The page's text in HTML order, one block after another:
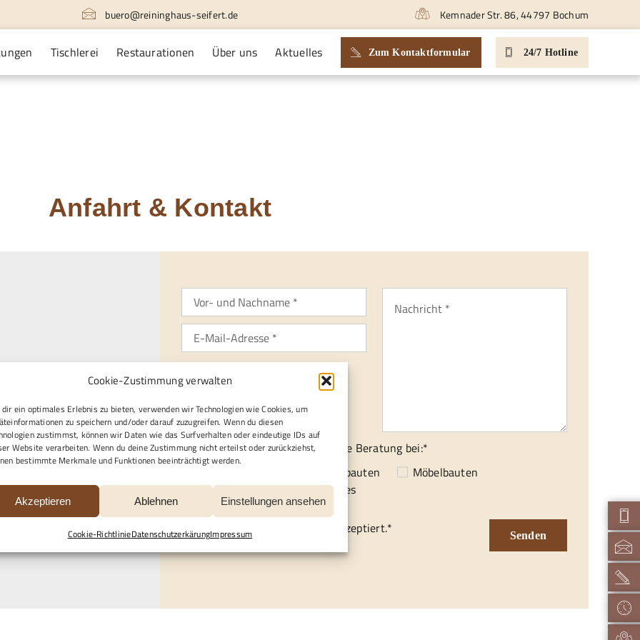
Cookie-Zustimmung verwalten
dir ein optimales Erlebnis zu bieten, verwenden wir Technologien wie Cookies, um
zu speichern und/oder darauf zuzugreifen. Wenn du diesen
zustimmst, können wir Daten wie das Surfverhalten oder eindeutige IDs auf
Website verarbeiten. Wenn du deine Zustimmung nicht erteilst oder zurückziehst,
bestimmte Merkmale und Funktionen beeinträchtigt werden.
Akzeptieren Ablehnen Einstellungen ansehen
Cookie-RichtlinieDatenschutzerkärungImpressum
buero@reininghaus-seifert.de Kemnader Str. 86, 44797 Bochum
Tischlerei Restaurationen Über uns Aktuelles Zum Kontaktformular 24/7 Hotline
Anfahrt & Kontakt
Maps Ihre Einwilligung
finden Sie unter
.
Gewünschte Kontaktaufnahme:*
Telefonisch
Per Post
Ich / wir benötigen professionelle Beratung bei:*
Innenausbauten
Möbelbauten
Restaurationen
Sonstiges
Datenschutzerklärung und akzeptiert.* Senden